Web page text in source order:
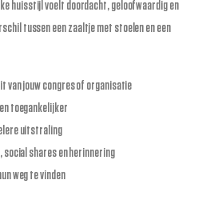
huisstijl voelt doordacht, geloofwaardig en
tussen een zaaltje met stoelen en een
jouw congres of organisatie
toegankelijker
uitstraling
social shares en herinnering
weg te vinden